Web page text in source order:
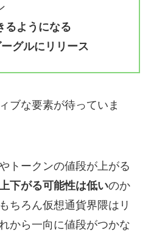
るようになる
グルにリリース
ブな要素が待っていま
トークンの値段が上がる
下がる可能性は低いのか
ちろん仮想通貨界隈はリ
から一向に値段がつかな